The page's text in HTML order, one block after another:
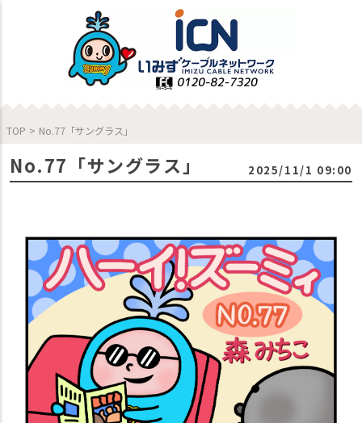
TOP > No.77「サングラス」
No.77「サングラス」 2025/11/1 09:00